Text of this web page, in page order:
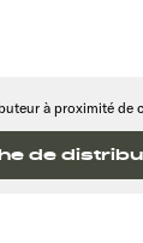
à proximité de
de